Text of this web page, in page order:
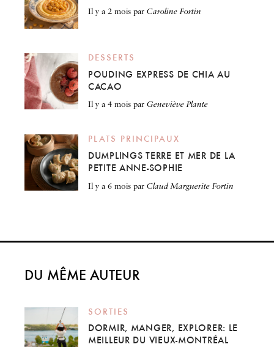
il y a 2 mois par Caroline Fortin
DESSERTS
POUDING EXPRESS DE CHIA AU
CACAO
il y a 4 mois par Geneviève Plante
PLATS PRINCIPAUX
DUMPLINGS TERRE ET MER DE LA
PETITE ANNE-SOPHIE
il y a 6 mois par Claud Marguerite Fortin
DU MÊME AUTEUR
SORTIES
DORMIR, MANGER, EXPLORER: LE
MEILLEUR DU VIEUX-MONTRÉAL